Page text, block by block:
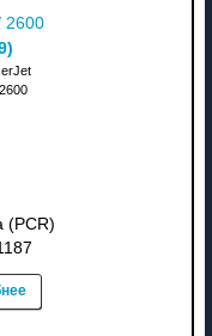
2600
)
(PCR)